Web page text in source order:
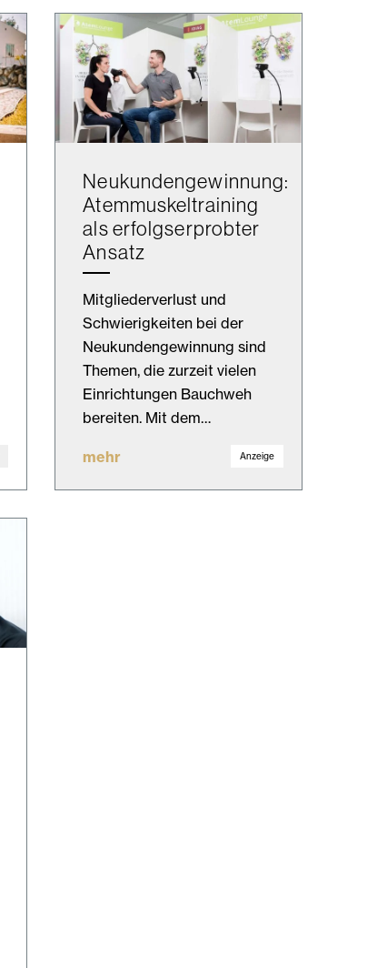
Neukundengewinnung:
Atemmuskeltraining
als erfolgserprobter
Ansatz
Mitgliederverlust und
Schwierigkeiten bei der
Neukundengewinnung sind
Themen, die zurzeit vielen
Einrichtungen Bauchweh
bereiten. Mit dem…
mehr Anzeige